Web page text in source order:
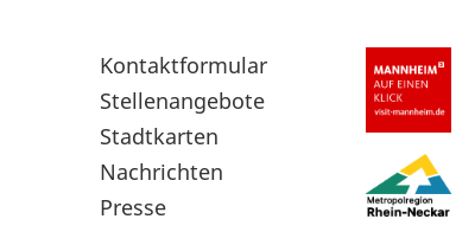
Sekundärnavigation
im
Fußbereich
Kontaktformular
Stellenangebote
Stadtkarten
Nachrichten
Presse